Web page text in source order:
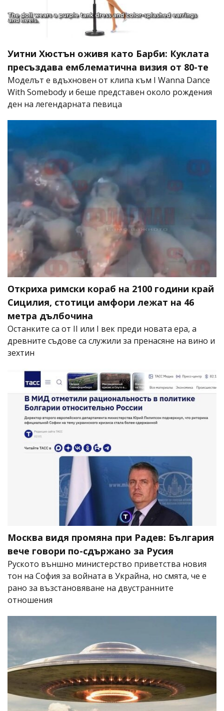
Уитни Хюстън оживя като Барби: Куклата
пресъздава емблематична визия от 80-те
Моделът е вдъхновен от клипа към I Wanna Dance
With Somebody и беше представен около рождения
ден на легендарната певица
Откриха римски кораб на 2100 години край
Сицилия, стотици амфори лежат на 46
метра дълбочина
Останките са от II или I век преди новата ера, а
древните съдове са служили за пренасяне на вино и
зехтин
Москва видя промяна при Радев: България
вече говори по-сдържано за Русия
Руското външно министерство приветства новия
тон на София за войната в Украйна, но смята, че е
рано за възстановяване на двустранните
отношения